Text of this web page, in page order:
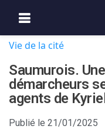
Vie de la cité
Saumurois.
démarcheurs
agents de
Publié le 21/01/2025